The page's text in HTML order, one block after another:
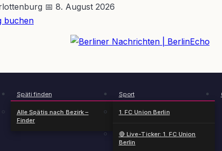
📅 8. August 2026
buchen
Späti finden
Alle Spätis nach Bezirk –
Finder
Sport
1. FC Union Berlin
🔴 Live-Ticker: 1. FC Union
Berlin